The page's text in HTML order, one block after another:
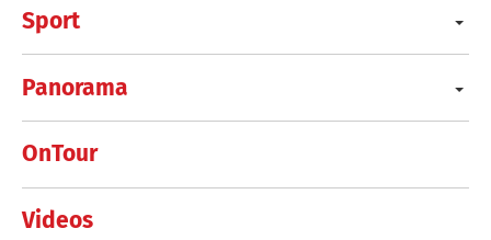
Sport
Panorama
OnTour
Videos